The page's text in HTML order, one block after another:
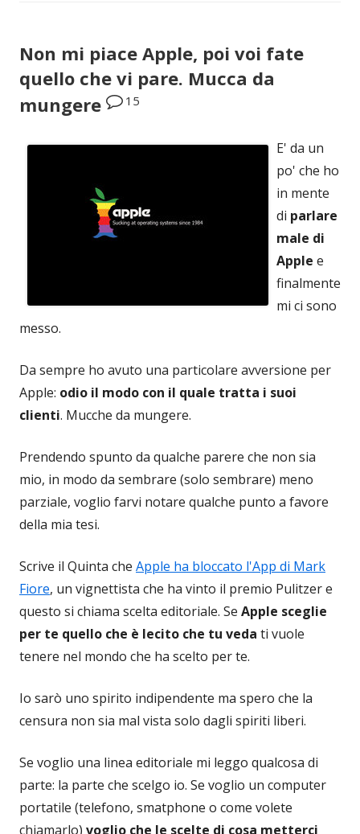
Non mi piace Apple, poi voi fate
quello che vi pare. Mucca da
mungere
15
E' da un
po' che ho
in mente
di parlare
male di
Apple e
finalmente
mi ci sono
messo.
Da sempre ho avuto una particolare avversione per
Apple: odio il modo con il quale tratta i suoi
clienti. Mucche da mungere.
Prendendo spunto da qualche parere che non sia
mio, in modo da sembrare (solo sembrare) meno
parziale, voglio farvi notare qualche punto a favore
della mia tesi.
Scrive il Quinta che Apple ha bloccato l'App di Mark
Fiore, un vignettista che ha vinto il premio Pulitzer e
questo si chiama scelta editoriale. Se Apple sceglie
per te quello che è lecito che tu veda ti vuole
tenere nel mondo che ha scelto per te.
Io sarò uno spirito indipendente ma spero che la
censura non sia mal vista solo dagli spiriti liberi.
Se voglio una linea editoriale mi leggo qualcosa di
parte: la parte che scelgo io. Se voglio un computer
portatile (telefono, smatphone o come volete
chiamarlo) voglio che le scelte di cosa metterci